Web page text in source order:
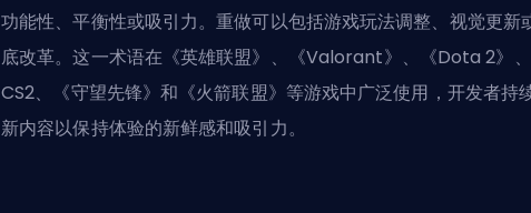
功能性、平衡性或吸引力。重做可以包括游戏玩法调整、视觉更新
底改革。这一术语在《英雄联盟》、《Valorant》、《Dota 2》、
CS2、《守望先锋》和《火箭联盟》等游戏中广泛使用，开发者持
新内容以保持体验的新鲜感和吸引力。